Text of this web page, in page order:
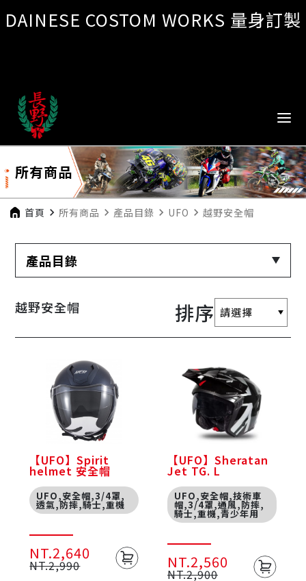
DAINESE COSTOM WORKS 量身訂製
所有商品
首頁 navigate_next 所有商品 navigate_next 產品目錄 navigate_next UFO navigate_next 越野安全帽
產品目錄
越野安全帽 排序
【UFO】Spirit
helmet 安全帽
UFO,安全帽,3/4罩,
透氣,防摔,騎士,重機
NT.2,990
NT.2,640
【UFO】Sheratan
Jet TG. L
UFO,安全帽,技術車
帽,3/4罩,通風,防摔,
騎士,重機,青少年用
NT.2,900
NT.2,560